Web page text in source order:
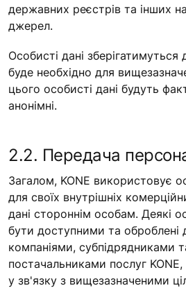
державних реєстрів та інших
джерел.
Особисті дані
буде необхідно для
цього особисті дані будуть
анонімні.
2.2. Передача
Загалом, KONE використовує
для своїх внутрішніх
дані стороннім особам. Деякі
бути доступними та оброблені
компаніями, субпідрядниками
постачальниками послуг KONE,
у зв'язку з вищезазначеними